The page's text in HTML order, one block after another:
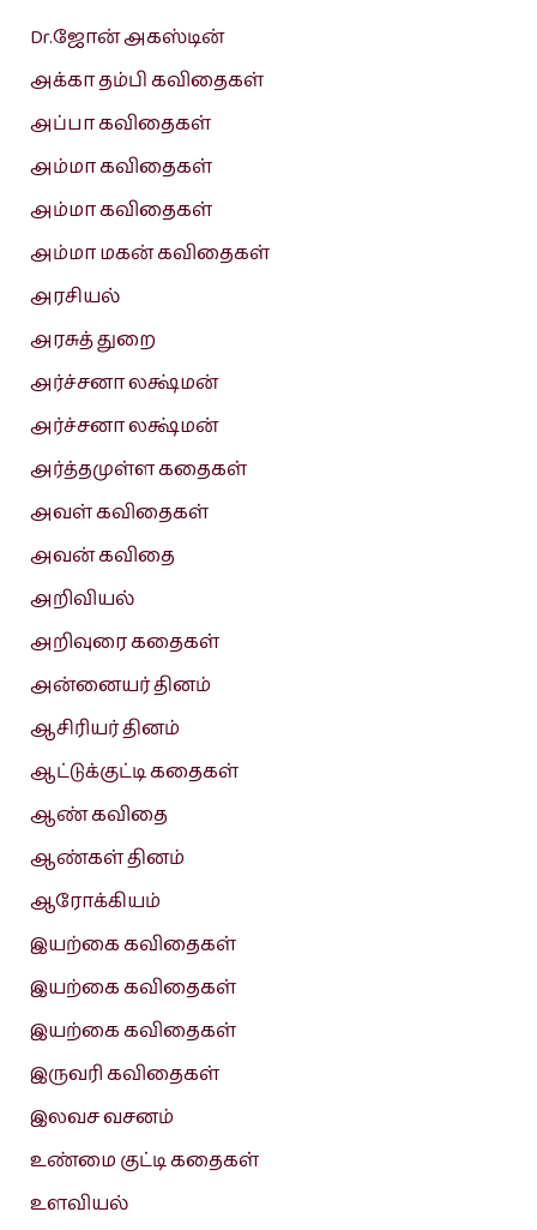
Dr.ஜோன் அகஸ்டின்
அக்கா தம்பி கவிதைகள்
அப்பா கவிதைகள்
அம்மா கவிதைகள்
அம்மா கவிதைகள்
அம்மா மகன் கவிதைகள்
அரசியல்
அரசுத் துறை
அர்ச்சனா லக்ஷ்மன்
அர்ச்சனா லக்ஷ்மன்
அர்த்தமுள்ள கதைகள்
அவள் கவிதைகள்
அவன் கவிதை
அறிவியல்
அறிவுரை கதைகள்
அன்னையர் தினம்
ஆசிரியர் தினம்
ஆட்டுக்குட்டி கதைகள்
ஆண் கவிதை
ஆண்கள் தினம்
ஆரோக்கியம்
இயற்கை கவிதைகள்
இயற்கை கவிதைகள்
இயற்கை கவிதைகள்
இருவரி கவிதைகள்
இலவச வசனம்
உண்மை குட்டி கதைகள்
உளவியல்